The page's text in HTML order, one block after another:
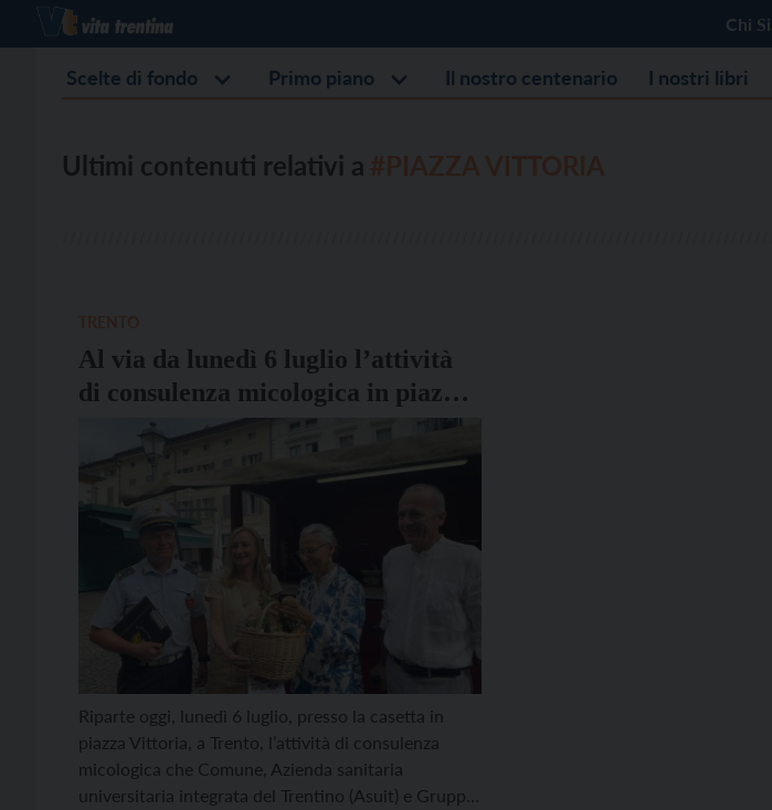
Chi
Scelte di fondo Primo piano Il nostro centenario I nostri libri
Ultimi contenuti relativi a
Al via da lunedì 6 luglio l’attività
di consulenza micologica in piazza
Vittoria
Riparte oggi, lunedì 6 luglio, presso la casetta in
piazza Vittoria, a Trento, l’attività di consulenza
micologica che Comune, Azienda sanitaria
universitaria integrata del Trentino (Asuit) e Gruppo